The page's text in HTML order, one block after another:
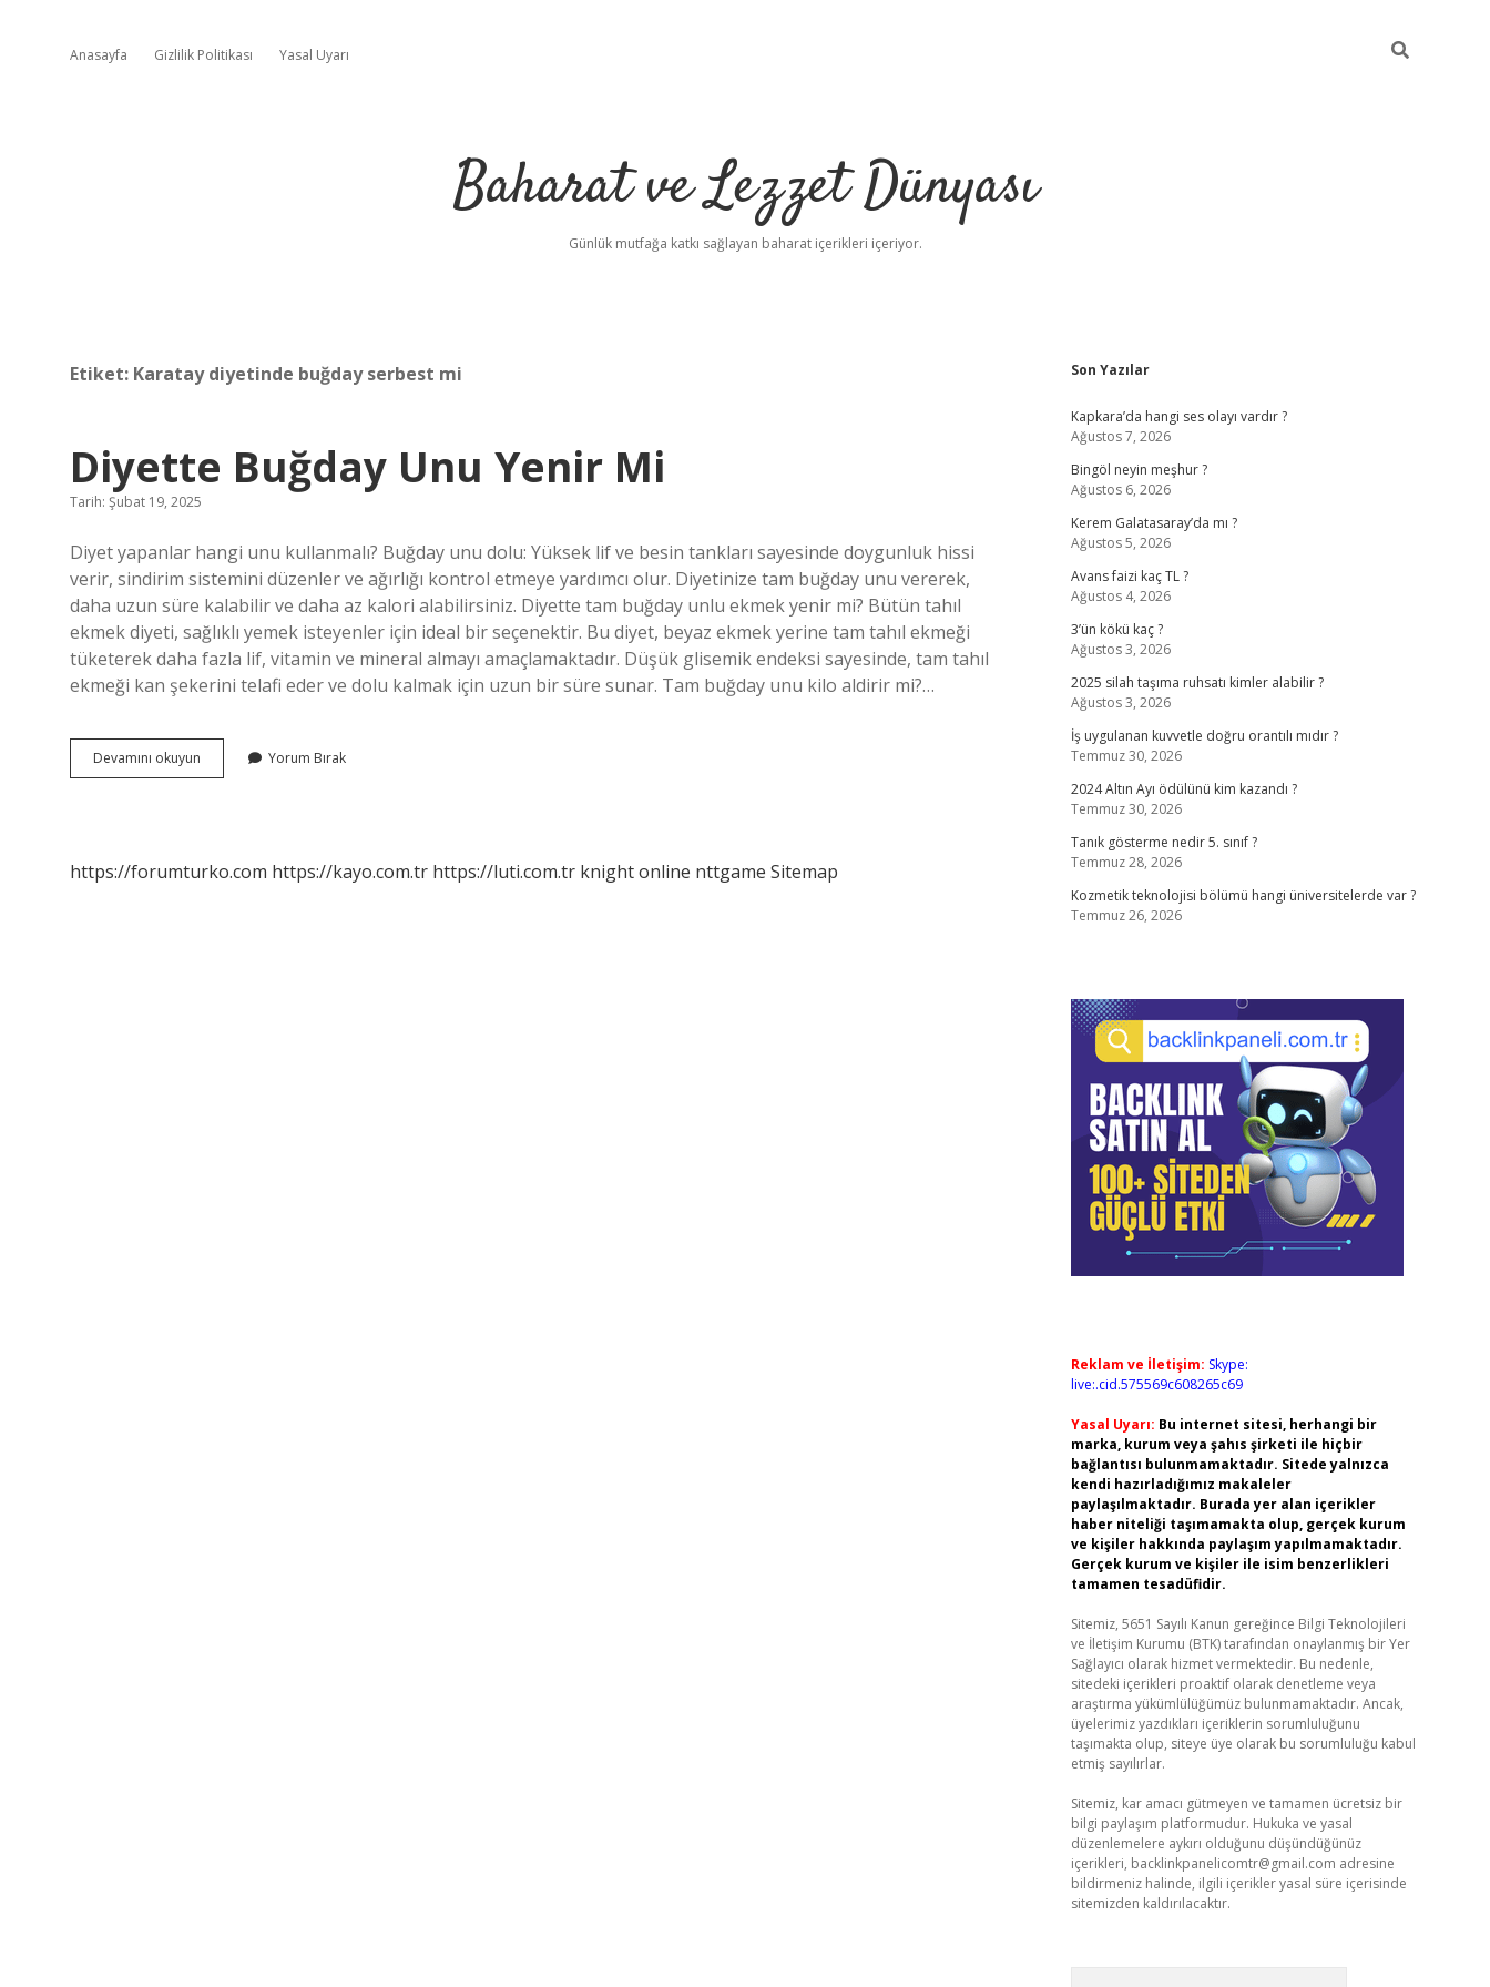
Anasayfa Gizlilik Politikası Yasal Uyarı
Baharat ve Lezzet Dünyası
Günlük mutfağa katkı sağlayan baharat içerikleri içeriyor.
Etiket: Karatay diyetinde buğday serbest mi
Diyette Buğday Unu Yenir Mi
Tarih: Şubat 19, 2025
Diyet yapanlar hangi unu kullanmalı? Buğday unu dolu: Yüksek lif ve besin tankları sayesinde doygunluk hissi
verir, sindirim sistemini düzenler ve ağırlığı kontrol etmeye yardımcı olur. Diyetinize tam buğday unu vererek,
daha uzun süre kalabilir ve daha az kalori alabilirsiniz. Diyette tam buğday unlu ekmek yenir mi? Bütün tahıl
ekmek diyeti, sağlıklı yemek isteyenler için ideal bir seçenektir. Bu diyet, beyaz ekmek yerine tam tahıl ekmeği
tüketerek daha fazla lif, vitamin ve mineral almayı amaçlamaktadır. Düşük glisemik endeksi sayesinde, tam tahıl
ekmeği kan şekerini telafi eder ve dolu kalmak için uzun bir süre sunar. Tam buğday unu kilo aldirir mi?…
Devamını okuyun
Buğday
Yorum Bırak
https://forumturko.com https://kayo.com.tr https://luti.com.tr knight online nttgame Sitemap
Sidebar
Son Yazılar
Kapkara’da hangi ses olayı vardır ?
Ağustos 7, 2026
Bingöl neyin meşhur ?
Ağustos 6, 2026
Kerem Galatasaray’da mı ?
Ağustos 5, 2026
Avans faizi kaç TL ?
Ağustos 4, 2026
3’ün kökü kaç ?
Ağustos 3, 2026
2025 silah taşıma ruhsatı kimler alabilir ?
Ağustos 3, 2026
İş uygulanan kuvvetle doğru orantılı mıdır ?
Temmuz 30, 2026
2024 Altın Ayı ödülünü kim kazandı ?
Temmuz 30, 2026
Tanık gösterme nedir 5. sınıf ?
Temmuz 28, 2026
Kozmetik teknolojisi bölümü hangi üniversitelerde var ?
Temmuz 26, 2026
Reklam ve İletişim: Skype:
live:.cid.575569c608265c69
Yasal Uyarı: Bu internet sitesi, herhangi bir
marka, kurum veya şahıs şirketi ile hiçbir
bağlantısı bulunmamaktadır. Sitede yalnızca
kendi hazırladığımız makaleler
paylaşılmaktadır. Burada yer alan içerikler
haber niteliği taşımamakta olup, gerçek kurum
ve kişiler hakkında paylaşım yapılmamaktadır.
Gerçek kurum ve kişiler ile isim benzerlikleri
tamamen tesadüfidir.
Sitemiz, 5651 Sayılı Kanun gereğince Bilgi Teknolojileri
ve İletişim Kurumu (BTK) tarafından onaylanmış bir Yer
Sağlayıcı olarak hizmet vermektedir. Bu nedenle,
sitedeki içerikleri proaktif olarak denetleme veya
araştırma yükümlülüğümüz bulunmamaktadır. Ancak,
üyelerimiz yazdıkları içeriklerin sorumluluğunu
taşımakta olup, siteye üye olarak bu sorumluluğu kabul
etmiş sayılırlar.
Sitemiz, kar amacı gütmeyen ve tamamen ücretsiz bir
bilgi paylaşım platformudur. Hukuka ve yasal
düzenlemelere aykırı olduğunu düşündüğünüz
içerikleri, backlinkpanelicomtr@gmail.com adresine
bildirmeniz halinde, ilgili içerikler yasal süre içerisinde
sitemizden kaldırılacaktır.